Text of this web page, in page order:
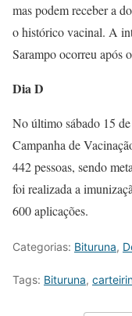
mas podem receber a
o histórico vacinal. A
Sarampo ocorreu após
Dia D
No último sábado 15
Campanha de
442 pessoas, sendo
foi realizada a
600 aplicações.
Categorias: Bituruna,
Tags: Bituruna,